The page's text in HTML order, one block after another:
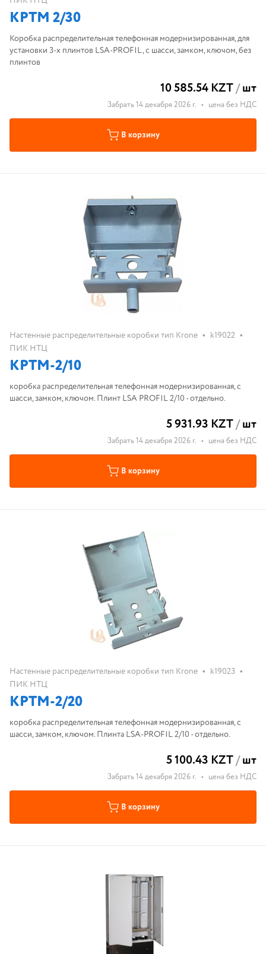
КРТМ 2/30
Коробка распределительная телефонная модернизированная, для
установки 3-х плинтов LSA-PROFIL, с шасси, замком, ключом, без
плинтов
10 585.54 KZT/шт
Забрать 14 декабря 2026 г. • цена без НДС
В корзину
Настенные распределительные коробки тип Krone • k19022 •
ПИК НТЦ
КРТМ-2/10
коробка распределительная телефонная модернизированная, с
шасси, замком, ключом. Плинт LSA PROFIL 2/10 - отдельно.
5 931.93 KZT/шт
Забрать 14 декабря 2026 г. • цена без НДС
В корзину
Настенные распределительные коробки тип Krone • k19023 •
ПИК НТЦ
КРТМ-2/20
коробка распределительная телефонная модернизированная, с
шасси, замком, ключом. Плинта LSA-PROFIL 2/10 - отдельно.
5 100.43 KZT/шт
Забрать 14 декабря 2026 г. • цена без НДС
В корзину